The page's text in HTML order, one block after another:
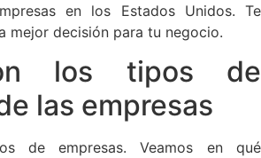
en los Estados Unidos. Te
mejor decisión para tu negocio.
los tipos de
las empresas
de empresas. Veamos en qué